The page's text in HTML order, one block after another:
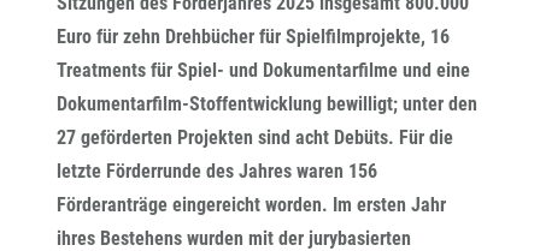
Euro für zehn Drehbücher für Spielfilmprojekte, 16
Treatments für Spiel- und Dokumentarfilme und eine
Dokumentarfilm-Stoffentwicklung bewilligt; unter den
27 geförderten Projekten sind acht Debüts. Für die
letzte Förderrunde des Jahres waren 156
Förderanträge eingereicht worden. Im ersten Jahr
ihres Bestehens wurden mit der jurybasierten